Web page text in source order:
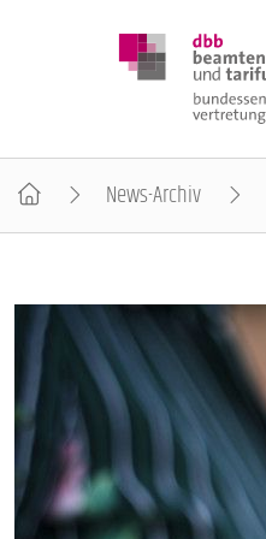
POSITIONEN
VERANSTALTUNGEN
PUBLIKATIONEN
News-Archiv